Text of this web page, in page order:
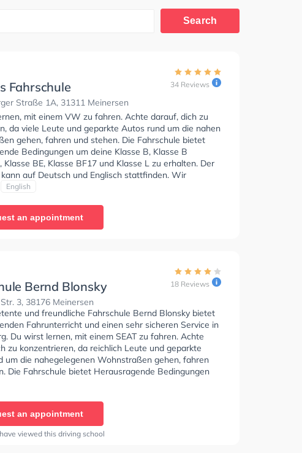
Search
Fahrschule
Straße 1A, 31311 Meinersen
34 Reviews
mit einem VW zu fahren. Achte darauf, dich zu
da viele Leute und geparkte Autos rund um die nahen
gehen, fahren und stehen. Die Fahrschule bietet
Bedingungen um deine Klasse B, Klasse B
Klasse BE, Klasse BF17 und Klasse L zu erhalten. Der
auf Deutsch und Englisch stattfinden. Wir
dir auch online-theorie tests am PC zu absolvieren, um
English
an appointment
Bernd Blonsky
3, 38176 Meinersen
18 Reviews
und freundliche Fahrschule Bernd Blonsky bietet
Fahrunterricht und einen sehr sicheren Service in
Du wirst lernen, mit einem SEAT zu fahren. Achte
zu konzentrieren, da reichlich Leute und geparkte
um die nahegelegenen Wohnstraßen gehen, fahren
Die Fahrschule bietet Herausragende Bedingungen
A1, Klasse B, Klasse A, Klasse BE, Klasse B96,
DE1, Klasse D, Klasse DE und Mofa -
zu erhalten. In der Fahrschule Bernd Blonsky
einen Termin online anfragen.
an appointment
viewed this driving school